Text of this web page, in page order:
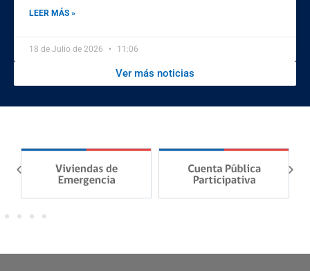
LEER MÁS »
18 de Julio de 2026 11:06
Ver más noticias